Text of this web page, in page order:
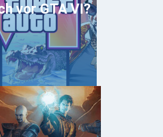
vor GTA VI?